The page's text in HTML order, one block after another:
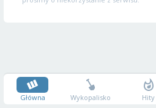
Główna Wykopalisko Hity